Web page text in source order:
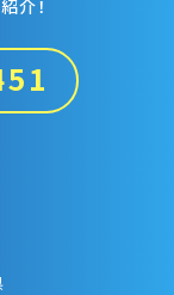
介！